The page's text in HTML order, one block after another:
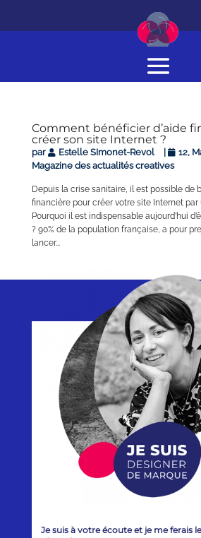
Comment bénéficier d’aide
créer son site Internet ?
par Estelle SImonet-Revol 12,
Magazine des actualités creatives
Depuis la crise sanitaire, il est possible de
financière pour créer votre site Internet par
Pourquoi il est indispensable aujourd’hui
? 90% de la population française, a pour
lancer...
Je suis à votre écoute et je me ferais